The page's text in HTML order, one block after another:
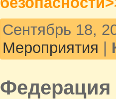
Сентябрь 18,
Мероприятия |
Федерация